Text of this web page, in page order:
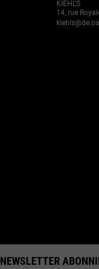
KIEHL'S
14, rue
NEWSLETTER ABONNIEREN